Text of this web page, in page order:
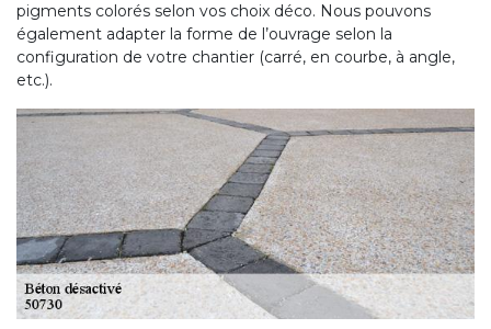
pigments colorés selon vos choix déco. Nous pouvons
également adapter la forme de l’ouvrage selon la
configuration de votre chantier (carré, en courbe, à angle,
etc.).